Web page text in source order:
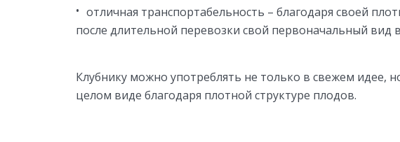
отличная транспортабельность – благодаря своей
после длительной перевозки свой первоначальный вид в
Клубнику можно употреблять не только в свежем идее,
целом виде благодаря плотной структуре плодов.